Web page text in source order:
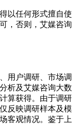
以任何形式擅自使
，否则，艾媒咨询
用户调研、市场调
析及艾媒咨询大数
算获得。由于调研
反映调研样本及模
客观情况。鉴于上